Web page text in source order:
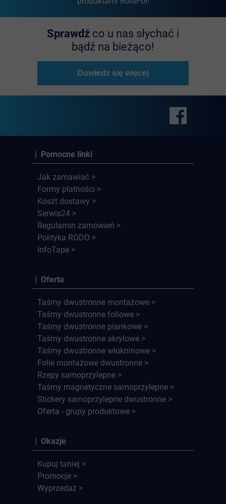
Dowiedz się więcej
Sprawdź co u nas słychać i
bądź na bieżąco!
| Okazje
Kupuj taniej >
Promocje >
Wyprzedaż >
| Pomocne linki
Jak zamawiać >
Formy płatności >
Koszt dostawy >
Serwis24 >
Regulamin zamówień >
Polityka RODO >
InfoTape >
| Oferta
Taśmy dwustronne montażowe >
Taśmy dwustronne foliowe >
Taśmy dwustronne piankowe >
Taśmy dwustronne akrylowe >
Taśmy dwustronne włókninowe >
Folie montażowe dwustronne >
Rzepy samoprzylepne >
Taśmy magnetyczne samoprzylepne >
Stickery samoprzylepne dwustronne >
Oferta - grupy produktowe >